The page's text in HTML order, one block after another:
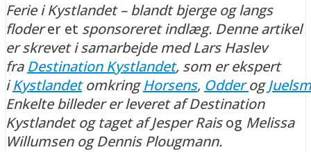
Ferie i Kystlandet – blandt bjerge og langs
floderer et sponsoreret indlæg. Denne artikel
er skrevet i samarbejde med Lars Haslev
fra Destination Kystlandet, som er ekspert
iKystlandetomkringHorsens, Odderog
Enkelte billeder er leveret af Destination
Kystlandet og taget af Jesper Raisog Melissa
Willumsen og Dennis Plougmann.